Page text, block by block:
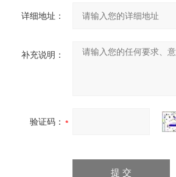
详细地址：
补充说明：
验证码：